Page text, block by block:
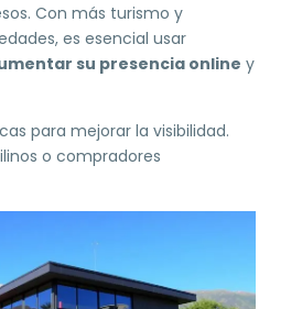
Con más turismo y
es esencial usar
su presencia online y
para mejorar la visibilidad.
o compradores